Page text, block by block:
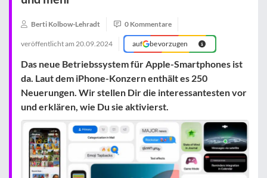
Berti Kolbow-Lehradt 0 Kommentare
veröffentlicht am 20.09.2024 auf bevorzugen
Das neue Betriebssystem für Apple-Smartphones ist
da. Laut dem iPhone-Konzern enthält es 250
Neuerungen. Wir stellen Dir die interessantesten vor
und erklären, wie Du sie aktivierst.